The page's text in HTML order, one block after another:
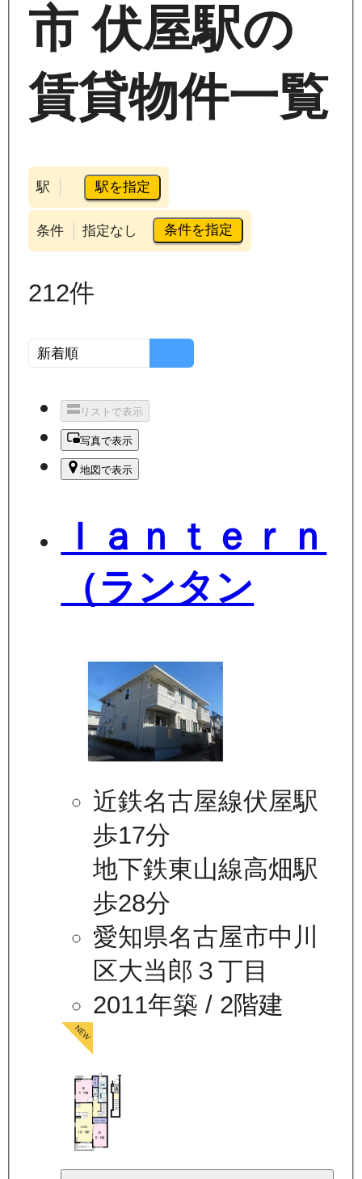
市 伏屋駅の
賃貸物件一覧
駅 駅を指定
条件 指定なし 条件を指定
212件
リストで表示
写真で表示
地図で表示
ｌａｎｔｅｒｎ
（ランタン
近鉄名古屋線伏屋駅
歩17分
地下鉄東山線高畑駅
歩28分
愛知県名古屋市中川
区大当郎３丁目
2011年築 / 2階建